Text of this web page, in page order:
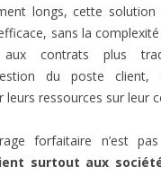
longs, cette solution
sans la
contrats plus
du poste client,
ressources sur leur
forfaitaire n’est
surtout aux